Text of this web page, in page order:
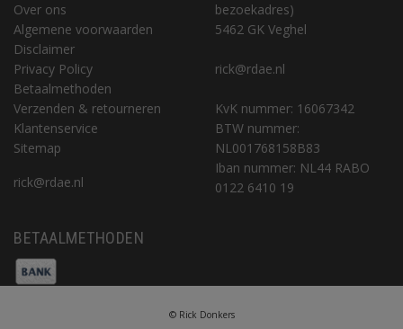
Over ons
Algemene voorwaarden
Disclaimer
Privacy Policy
Betaalmethoden
Verzenden & retourneren
Klantenservice
Sitemap
rick@rdae.nl
bezoekadres)
5462 GK Veghel
rick@rdae.nl
KvK nummer: 16067342
BTW nummer:
NL001768158B83
Iban nummer: NL44 RABO
0122 6410 19
BETAALMETHODEN
© Rick Donkers